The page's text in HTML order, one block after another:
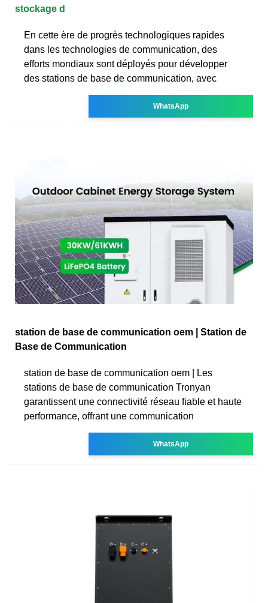
stockage d
En cette ère de progrès technologiques rapides
dans les technologies de communication, des
efforts mondiaux sont déployés pour développer
des stations de base de communication, avec
WhatsApp
station de base de communication oem | Station de
Base de Communication
station de base de communication oem | Les
stations de base de communication Tronyan
garantissent une connectivité réseau fiable et haute
performance, offrant une communication
WhatsApp